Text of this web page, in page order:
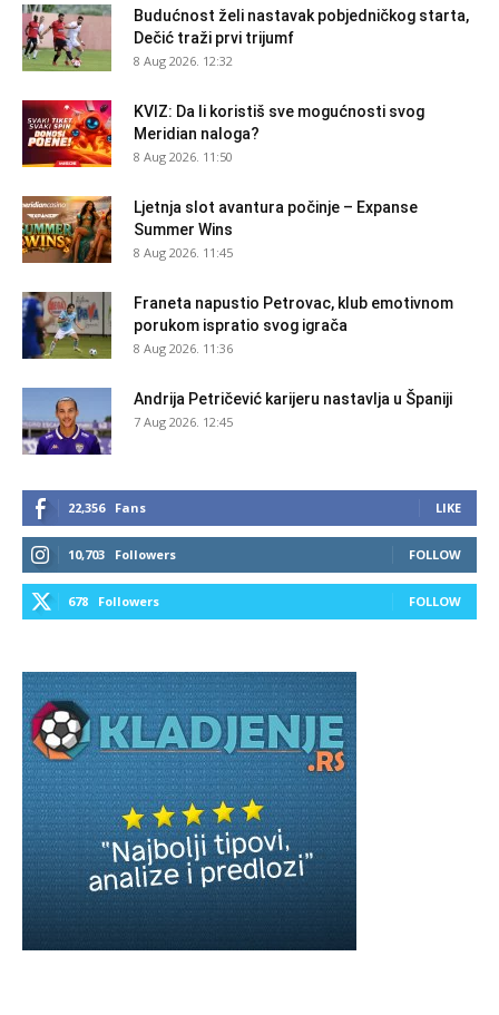
Budućnost želi nastavak pobjedničkog starta,
Dečić traži prvi trijumf
8 Aug 2026. 12:32
KVIZ: Da li koristiš sve mogućnosti svog
Meridian naloga?
8 Aug 2026. 11:50
Ljetnja slot avantura počinje – Expanse
Summer Wins
8 Aug 2026. 11:45
Franeta napustio Petrovac, klub emotivnom
porukom ispratio svog igrača
8 Aug 2026. 11:36
Andrija Petričević karijeru nastavlja u Španiji
7 Aug 2026. 12:45
22,356 Fans LIKE
10,703 Followers FOLLOW
678 Followers FOLLOW